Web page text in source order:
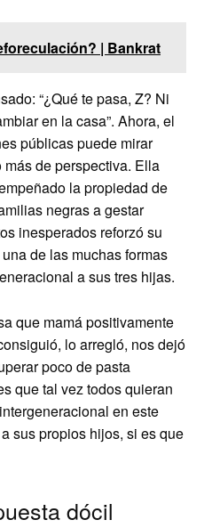
| Bankrat
“¿Qué te pasa, Z? Ni
en la casa”. Ahora, el
públicas puede mirar
de perspectiva. Ella
la propiedad de
negras a gestar
inesperados reforzó su
de las muchas formas
a sus tres hijas.
que mamá positivamente
lo arregló, nos dejó
poco de pasta
que tal vez todos quieran
en este
sus propios hijos, si es que
dócil